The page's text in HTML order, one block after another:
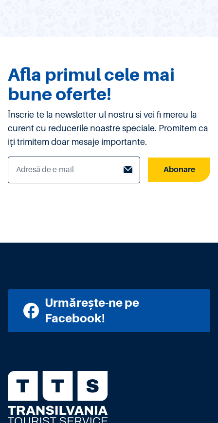
Afla primul cele mai
bune oferte!
Înscrie-te la newsletter-ul nostru si vei fi mereu la
curent cu reducerile noastre speciale. Promitem ca
iți trimitem doar mesaje importante.
Abonare
Urmărește-ne pe
Facebook!